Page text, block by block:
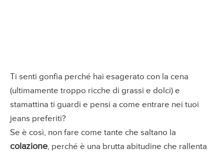
Ti senti gonfia perché hai esagerato con la cena
(ultimamente troppo ricche di grassi e dolci) e
stamattina ti guardi e pensi a come entrare nei tuoi
jeans preferiti?
Se è così, non fare come tante che saltano la
colazione, perché è una brutta abitudine che rallenta